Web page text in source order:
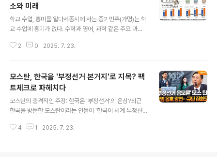
소와 미래
학교 수업, 흥미를 잃다세종시에 사는 중2 민주(가명)는 학
교 수업에 흥미가 없다. 수학과 영어, 과학 같은 주요 과목
민주에겐 수업이 너무 쉬워 딴 생각으로 시간을 보낸다. 민
계급이 있다. 최상단에 의대반이 있고 스카이반, 인(in)서울
반 순이다. 대학 서열을 그대로 옮겨 왔다. 다른 대형 학원
들도 비슷하다. 수준별 학급 편성은 기본이고, 정기 시험 뒤
학급을 이동한다. 학부모에겐 학생 성취 수준을 하루, 일주
일, 월 단위로 피드백한다. 사교육, 공교육을 압도하다공교
육은 사교육에 완패하고 있다. 통계가 잘 보여준다. 2..
2 0 2025. 7. 23.
모스탄, 한국을 '부정선거 본거지'로 지목? 팩
트체크로 파헤치다
모스탄의 충격적인 주장: 한국은 '부정선거'의 온상?최근
한국을 방문한 모스탄이라는 인물이 '한국이 세계 부정선
그는 극우 성향 단체의 집회에 참석하여 윤석열 대통령 석
4 1 2025. 7. 23.